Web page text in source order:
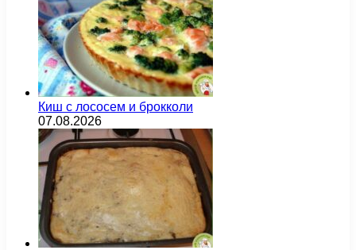
Киш с лососем и брокколи
07.08.2026